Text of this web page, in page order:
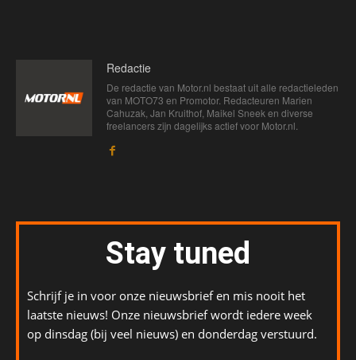
Redactie
De redactie van Motor.nl bestaat uit alle redactieleden
van MOTO73 en Promotor. Redacteuren Marien
Cahuzak, Jan Kruithof, Maikel Sneek en diverse
freelancers zijn dagelijks actief voor Motor.nl.
Stay tuned
Schrijf je in voor onze nieuwsbrief en mis nooit het
laatste nieuws! Onze nieuwsbrief wordt iedere week
op dinsdag (bij veel nieuws) en donderdag verstuurd.